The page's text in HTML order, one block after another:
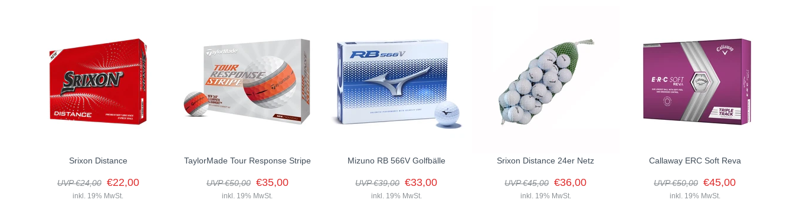
Srixon Distance
UVP €24,00 €22,00
inkl. 19% MwSt.
TaylorMade Tour Response Stripe
UVP €50,00 €35,00
inkl. 19% MwSt.
Mizuno RB 566V Golfbälle
UVP €39,00 €33,00
inkl. 19% MwSt.
Srixon Distance 24er Netz
UVP €45,00 €36,00
inkl. 19% MwSt.
Callaway ERC Soft Reva
UVP €50,00 €45,00
inkl. 19% MwSt.